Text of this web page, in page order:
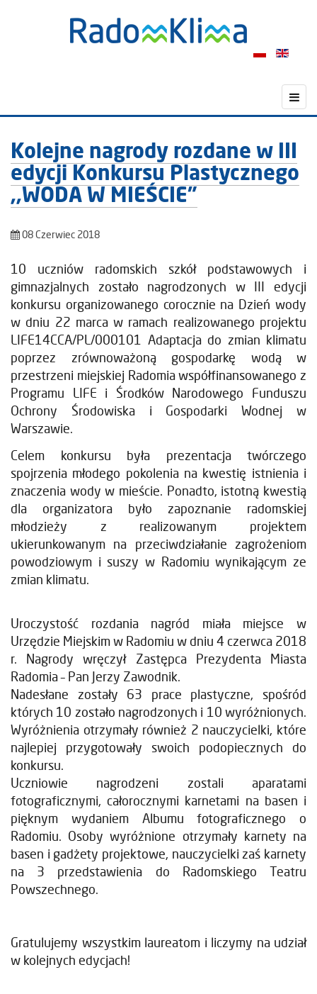
Kolejne nagrody rozdane w III
edycji Konkursu Plastycznego
,,WODA W MIEŚCIE”
08 Czerwiec 2018
10 uczniów radomskich szkół podstawowych i
gimnazjalnych zostało nagrodzonych w III edycji
konkursu organizowanego corocznie na Dzień wody
w dniu 22 marca w ramach realizowanego projektu
LIFE14CCA/PL/000101 Adaptacja do zmian klimatu
poprzez zrównoważoną gospodarkę wodą w
przestrzeni miejskiej Radomia współfinansowanego z
Programu LIFE i Środków Narodowego Funduszu
Ochrony Środowiska i Gospodarki Wodnej w
Warszawie.
Celem konkursu była prezentacja twórczego
spojrzenia młodego pokolenia na kwestię istnienia i
znaczenia wody w mieście. Ponadto, istotną kwestią
dla organizatora było zapoznanie radomskiej
młodzieży z realizowanym projektem
ukierunkowanym na przeciwdziałanie zagrożeniom
powodziowym i suszy w Radomiu wynikającym ze
zmian klimatu.
Uroczystość rozdania nagród miała miejsce w
Urzędzie Miejskim w Radomiu w dniu 4 czerwca 2018
r. Nagrody wręczył Zastępca Prezydenta Miasta
Radomia – Pan Jerzy Zawodnik.
Nadesłane zostały 63 prace plastyczne, spośród
których 10 zostało nagrodzonych i 10 wyróżnionych.
Wyróżnienia otrzymały również 2 nauczycielki, które
najlepiej przygotowały swoich podopiecznych do
konkursu.
Uczniowie nagrodzeni zostali aparatami
fotograficznymi, całorocznymi karnetami na basen i
pięknym wydaniem Albumu fotograficznego o
Radomiu. Osoby wyróżnione otrzymały karnety na
basen i gadżety projektowe, nauczycielki zaś karnety
na 3 przedstawienia do Radomskiego Teatru
Powszechnego.
Gratulujemy wszystkim laureatom i liczymy na udział
w kolejnych edycjach!